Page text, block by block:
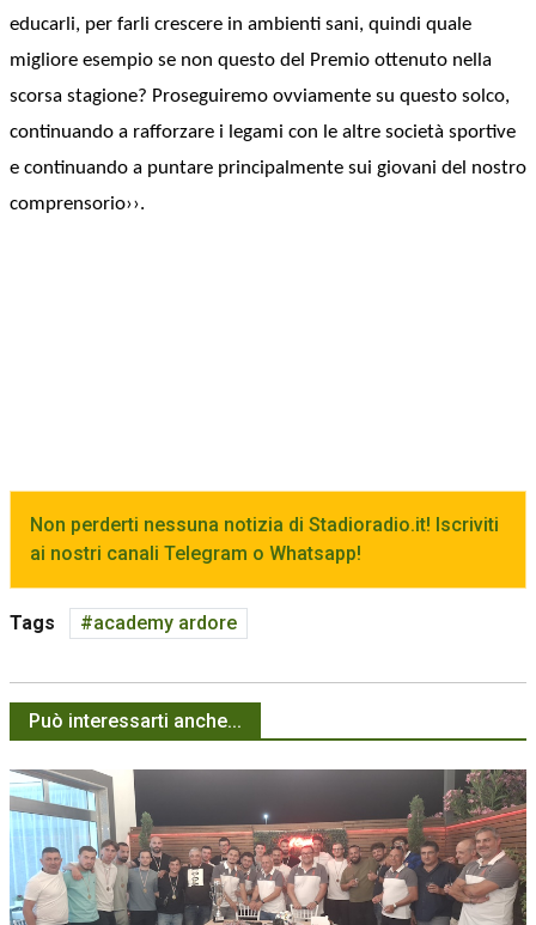
educarli, per farli crescere in ambienti sani, quindi quale
migliore esempio se non questo del Premio ottenuto nella
scorsa stagione? Proseguiremo ovviamente su questo solco,
continuando a rafforzare i legami con le altre società sportive
e continuando a puntare principalmente sui giovani del nostro
comprensorio››.
Non perderti nessuna notizia di Stadioradio.it! Iscriviti
ai nostri canali Telegram o Whatsapp!
Tags academy ardore
Può interessarti anche...